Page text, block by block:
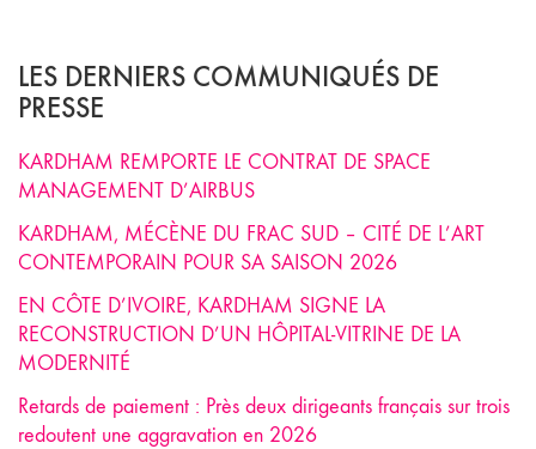
LES DERNIERS COMMUNIQUÉS DE
PRESSE
KARDHAM REMPORTE LE CONTRAT DE SPACE
MANAGEMENT D’AIRBUS
KARDHAM, MÉCÈNE DU FRAC SUD – CITÉ DE L’ART
CONTEMPORAIN POUR SA SAISON 2026
EN CÔTE D’IVOIRE, KARDHAM SIGNE LA
RECONSTRUCTION D’UN HÔPITAL-VITRINE DE LA
MODERNITÉ
Retards de paiement : Près deux dirigeants français sur trois
redoutent une aggravation en 2026